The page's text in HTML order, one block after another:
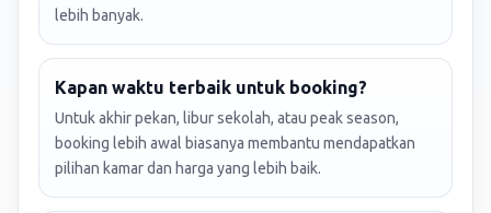
lebih banyak.
Kapan waktu terbaik untuk booking?
Untuk akhir pekan, libur sekolah, atau peak season,
booking lebih awal biasanya membantu mendapatkan
pilihan kamar dan harga yang lebih baik.